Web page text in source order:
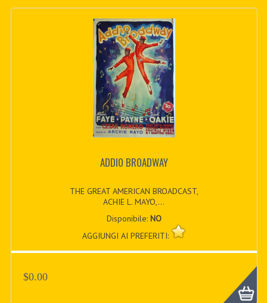
ADDIO BROADWAY
THE GREAT AMERICAN BROADCAST,
ACHIE L. MAYO,...
Disponibile: NO
AGGIUNGI AI PREFERITI:
$0.00